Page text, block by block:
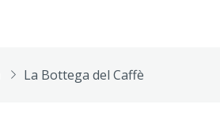
La Bottega del Caffè